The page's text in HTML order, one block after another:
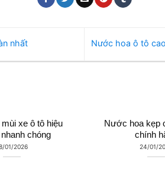
nhất Nước hoa ô tô
xe ô tô hiệu
chóng
01/2026
Nước hoa kẹp
chính
24/01/